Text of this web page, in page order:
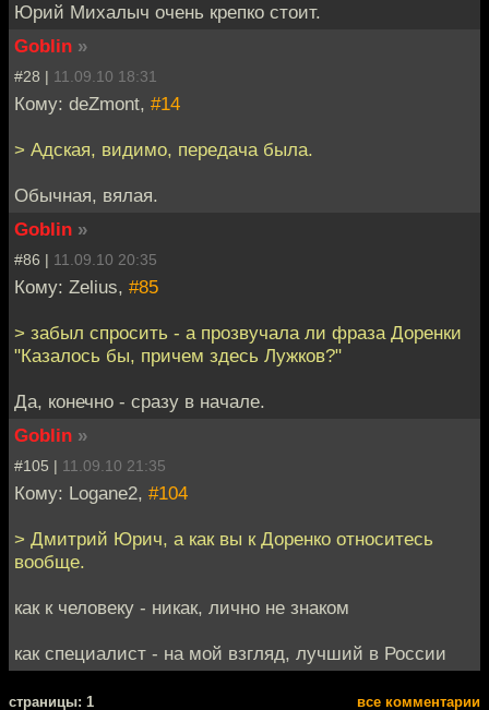
Юрий Михалыч очень крепко стоит.
Goblin »
#28 | 11.09.10 18:31
Кому: deZmont, #14
> Адская, видимо, передача была.
Обычная, вялая.
Goblin »
#86 | 11.09.10 20:35
Кому: Zelius, #85
> забыл спросить - а прозвучала ли фраза Доренки
"Казалось бы, причем здесь Лужков?"
Да, конечно - сразу в начале.
Goblin »
#105 | 11.09.10 21:35
Кому: Logane2, #104
> Дмитрий Юрич, а как вы к Доренко относитесь
вообще.
как к человеку - никак, лично не знаком
как специалист - на мой взгляд, лучший в России
cтраницы: 1 все комментарии